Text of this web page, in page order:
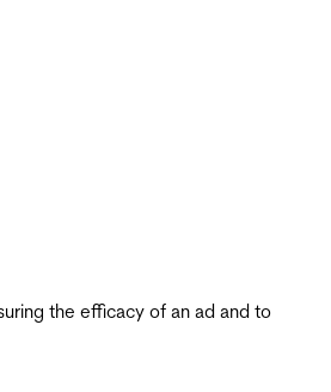
the efficacy of an ad and to